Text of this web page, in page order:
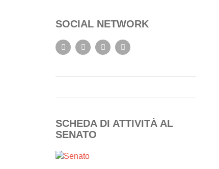
SOCIAL NETWORK
SCHEDA DI ATTIVITÀ AL
SENATO